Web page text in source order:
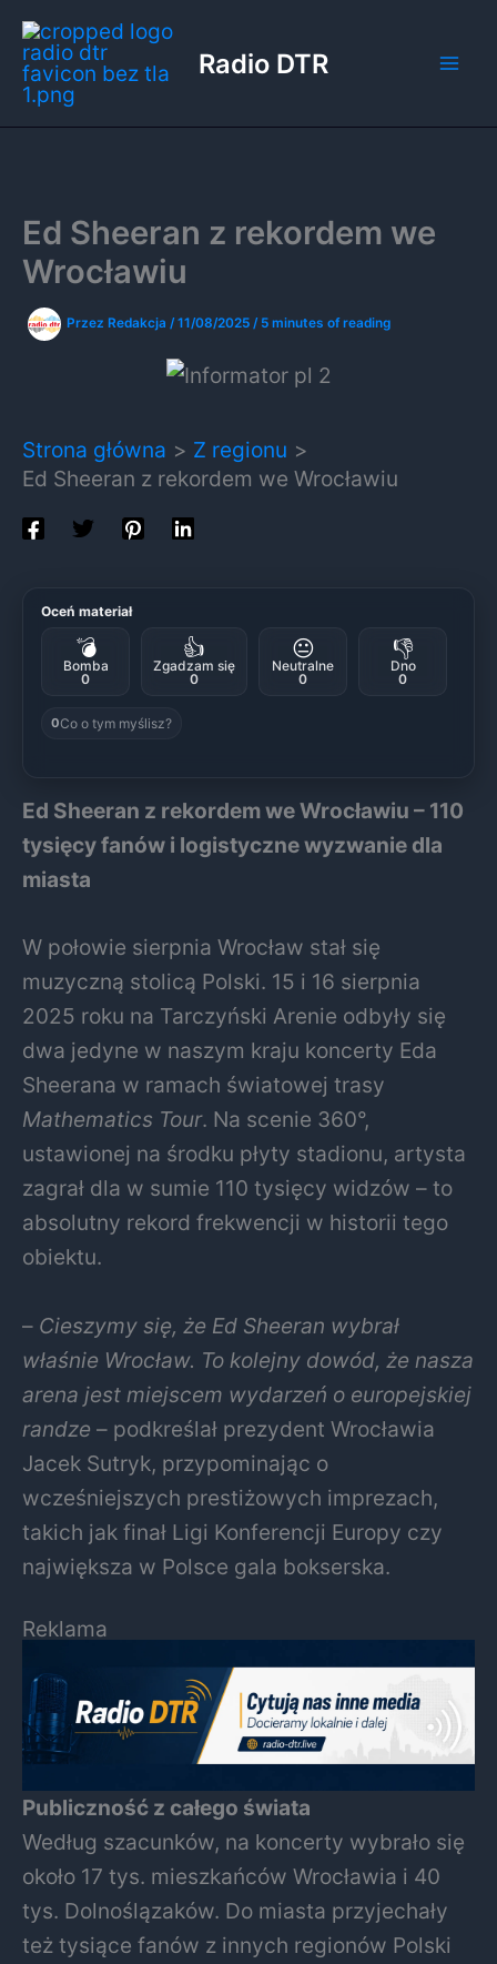
Przejdź
do
treści
Radio DTR
Ed Sheeran z rekordem we
Wrocławiu
Przez Redakcja /11/08/2025 / 5 minutes of reading
Strona główna
Z regionu
Ed Sheeran z rekordem we Wrocławiu
Oceń materiał
💣
Bomba
0
👍
Zgadzam się
0
😐
Neutralne
0
👎
Dno
0
0Co o tym myślisz?
Ed Sheeran z rekordem we Wrocławiu – 110
tysięcy fanów i logistyczne wyzwanie dla
miasta
W połowie sierpnia Wrocław stał się
muzyczną stolicą Polski. 15 i 16 sierpnia
2025 roku na Tarczyński Arenie odbyły się
dwa jedyne w naszym kraju koncerty Eda
Sheerana w ramach światowej trasy
Mathematics Tour. Na scenie 360°,
ustawionej na środku płyty stadionu, artysta
zagrał dla w sumie 110 tysięcy widzów – to
absolutny rekord frekwencji w historii tego
obiektu.
– Cieszymy się, że Ed Sheeran wybrał
właśnie Wrocław. To kolejny dowód, że nasza
arena jest miejscem wydarzeń o europejskiej
randze – podkreślał prezydent Wrocławia
Jacek Sutryk, przypominając o
wcześniejszych prestiżowych imprezach,
takich jak finał Ligi Konferencji Europy czy
największa w Polsce gala bokserska.
Reklama
Publiczność z całego świata
Według szacunków, na koncerty wybrało się
około 17 tys. mieszkańców Wrocławia i 40
tys. Dolnoślązaków. Do miasta przyjechały
też tysiące fanów z innych regionów Polski